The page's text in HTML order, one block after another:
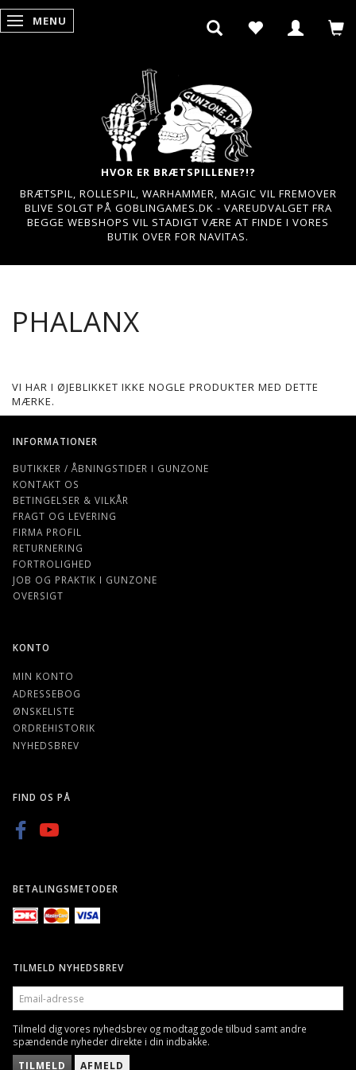
SKIFTE NAVIGATION
MENU
HVOR ER BRÆTSPILLENE?!?
BRÆTSPIL, ROLLESPIL, WARHAMMER, MAGIC VIL FREMOVER
BLIVE SOLGT PÅ GOBLINGAMES.DK - VAREUDVALGET FRA
BEGGE WEBSHOPS VIL STADIGT VÆRE AT FINDE I VORES
BUTIK OVER FOR NAVITAS.
PHALANX
VI HAR I ØJEBLIKKET IKKE NOGLE PRODUKTER MED DETTE
MÆRKE.
INFORMATIONER
BUTIKKER / ÅBNINGSTIDER I GUNZONE
KONTAKT OS
BETINGELSER & VILKÅR
FRAGT OG LEVERING
FIRMA PROFIL
RETURNERING
FORTROLIGHED
JOB OG PRAKTIK I GUNZONE
OVERSIGT
KONTO
MIN KONTO
ADRESSEBOG
ØNSKELISTE
ORDREHISTORIK
NYHEDSBREV
FIND OS PÅ
BETALINGSMETODER
TILMELD NYHEDSBREV
EMAIL-
ADRESSE
Tilmeld dig vores nyhedsbrev og modtag gode tilbud samt andre
spændende nyheder direkte i din indbakke.
TILMELD AFMELD